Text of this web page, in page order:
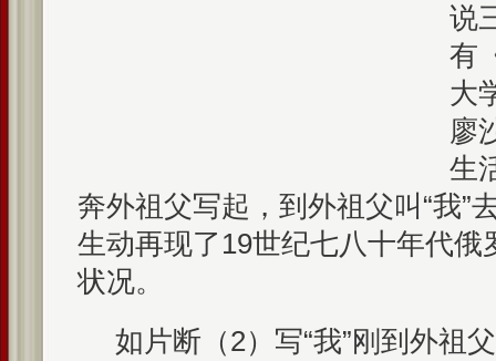
说
有
大
廖
生
奔外祖父写起，到外祖父叫“我”
生动再现了19世纪七八十年代俄
状况。
如片断（2）写“我”刚到外祖